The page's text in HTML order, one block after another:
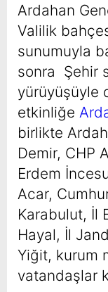
Ardahan
Valilik
sunumuyla
sonra Şehir
yürüyüşüyle
etkinliğe
birlikte
Demir, CHP
Erdem
Acar,
Karabulut, İl
Hayal, İl
Yiğit, kurum
vatandaşlar